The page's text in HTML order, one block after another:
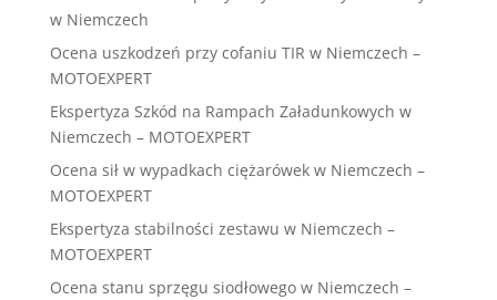
w Niemczech
Ocena uszkodzeń przy cofaniu TIR w Niemczech –
MOTOEXPERT
Ekspertyza Szkód na Rampach Załadunkowych w
Niemczech – MOTOEXPERT
Ocena sił w wypadkach ciężarówek w Niemczech –
MOTOEXPERT
Ekspertyza stabilności zestawu w Niemczech –
MOTOEXPERT
Ocena stanu sprzęgu siodłowego w Niemczech –